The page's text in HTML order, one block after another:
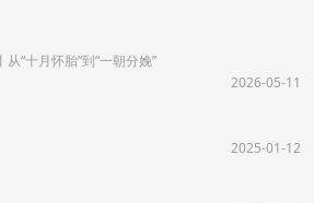
“十月怀胎”到“一朝分娩”
2026-05-11
2025-01-12